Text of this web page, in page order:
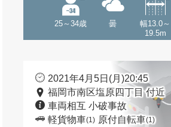
25～34歳 曇
幅13.0～
19.5m
2021年4月5日(月)20:45
福岡市南区塩原四丁目 付近
車両相互 小破事故
軽貨物車(1) 原付自転車(1)